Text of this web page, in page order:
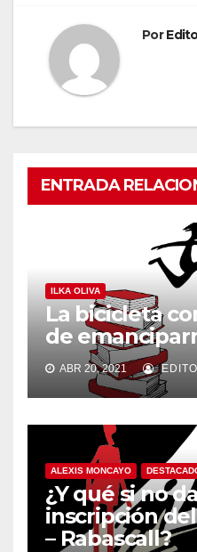
Por
ENTRADA
ILKA OLIVA
La bicicleta
de
ABR 20, 2021
ALEXIS MONCAYO
¿Y qué si no
inscripción
– Rabascall?